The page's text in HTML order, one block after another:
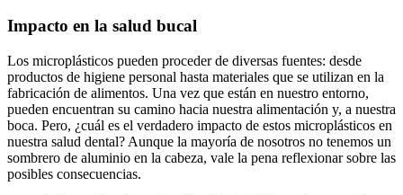
Impacto en la salud bucal
Los microplásticos pueden proceder de diversas fuentes: desde
productos de higiene personal hasta materiales que se utilizan en la
fabricación de alimentos. Una vez que están en nuestro entorno,
pueden encuentran su camino hacia nuestra alimentación y, a nuestra
boca. Pero, ¿cuál es el verdadero impacto de estos microplásticos en
nuestra salud dental? Aunque la mayoría de nosotros no tenemos un
sombrero de aluminio en la cabeza, vale la pena reflexionar sobre las
posibles consecuencias.